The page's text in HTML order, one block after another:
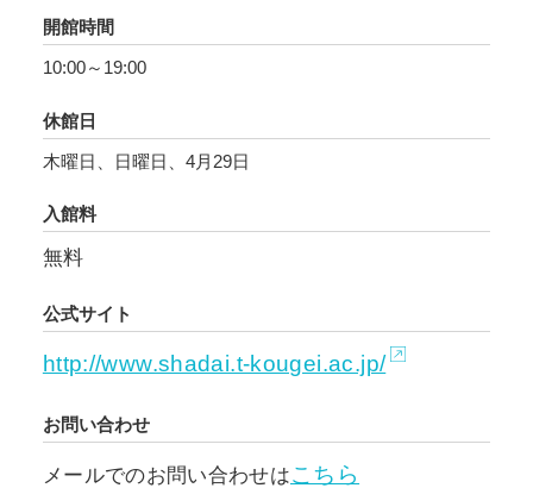
体系づけた美術史とは異なり、独自の視点から
被写体を選出し撮影しているこの「古寺巡礼」
では、非常に被写体に接近したクローズアップ
の視点によって切り取られた鮮鋭な描写がしば
しば見られます。その中には、欠損の生じた仏
像や、破損し草に埋もれつつある石仏など、長
にも土門が美を見出し撮影した作品が少なくあ
りません。『古寺巡礼』第四集では仏像の変容
に関して、「亡びつつも美しさは衰えることな
く、そして昇華する一瞬においても美は消え去
も、それらに向ける視線を伺うことができま
す。
開館時間
10:00～19:00
休館日
木曜日、日曜日、4月29日
入館料
無料
公式サイト
http://www.shadai.t-kougei.ac.jp/
お問い合わせ
メールでのお問い合わせはこちら